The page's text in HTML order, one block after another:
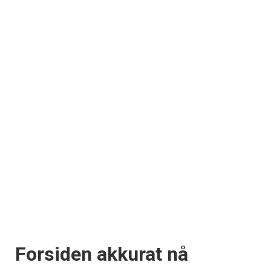
Forsiden akkurat nå